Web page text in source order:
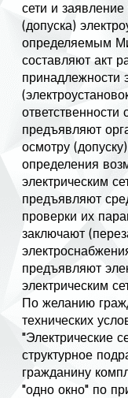
сети и
(допуска)
определяемым
составляют акт
принадлежности
ответственности
предъявляют
осмотру
определения
электрическим
предъявляют
проверки их
заключают
предъявляют
электрическим
По желанию
технических
"Электрические
структурное
гражданину
"одно окно" по